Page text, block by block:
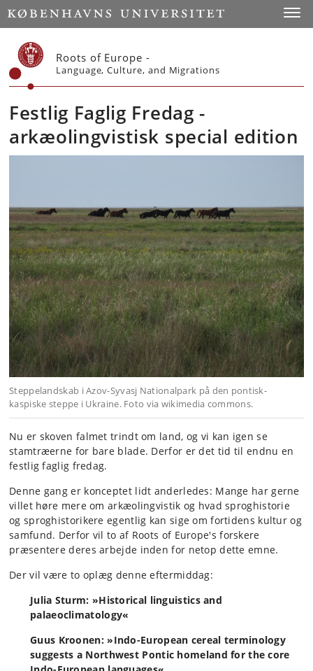
Start
Roots of Europe -
Language, Culture, and Migrations
Festlig Faglig Fredag -
arkæolingvistisk special edition
Steppelandskab i Azov-Syvasj Nationalpark på den pontisk-
kaspiske steppe i Ukraine. Foto via wikimedia commons.
Nu er skoven falmet trindt om land, og vi kan igen se
stamtræerne for bare blade. Derfor er det tid til endnu en
festlig faglig fredag.
Denne gang er konceptet lidt anderledes: Mange har gerne
villet høre mere om arkæolingvistik og hvad sproghistorie
og sproghistorikere egentlig kan sige om fortidens kultur og
samfund. Derfor vil to af Roots of Europe's forskere
præsentere deres arbejde inden for netop dette emne.
Der vil være to oplæg denne eftermiddag:
Julia Sturm: »Historical linguistics and
palaeoclimatology«
Guus Kroonen: »Indo-European cereal terminology
suggests a Northwest Pontic homeland for the core